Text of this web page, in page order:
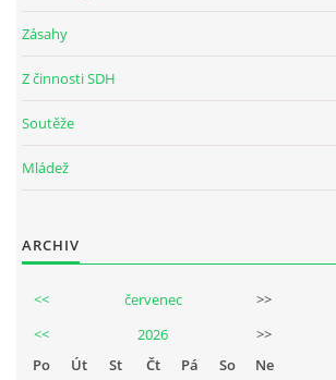
Zásahy
Z činnosti SDH
Soutěže
Mládež
ARCHIV
<< červenec
>>
<<
2026
>>
Po
Út St Čt Pá So Ne